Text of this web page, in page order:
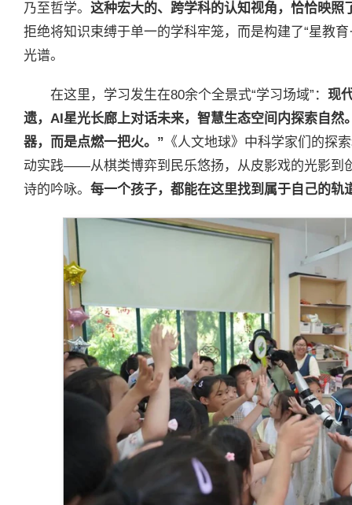
乃至哲学。 这种宏大的、跨学科的认知视角，恰恰映照
拒绝将知识束缚于单一的学科牢笼，而是构建了“星教
光谱。
在这里，学习发生在80余个全景式“学习场域”： 现
遗，AI星光长廊上对话未来，智慧生态空间内探索自然
器，而是点燃一把火。” 《人文地球》中科学家们的探
动实践——从棋类博弈到民乐悠扬，从皮影戏的光影到
诗的吟咏。 每一个孩子，都能在这里找到属于自己的轨